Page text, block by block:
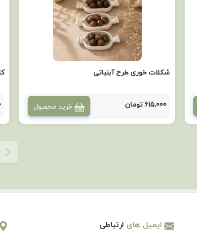
شکلات خوری طرح آبنباتی
615,000 تومان خرید محصول
ایمیل های ارتباطی